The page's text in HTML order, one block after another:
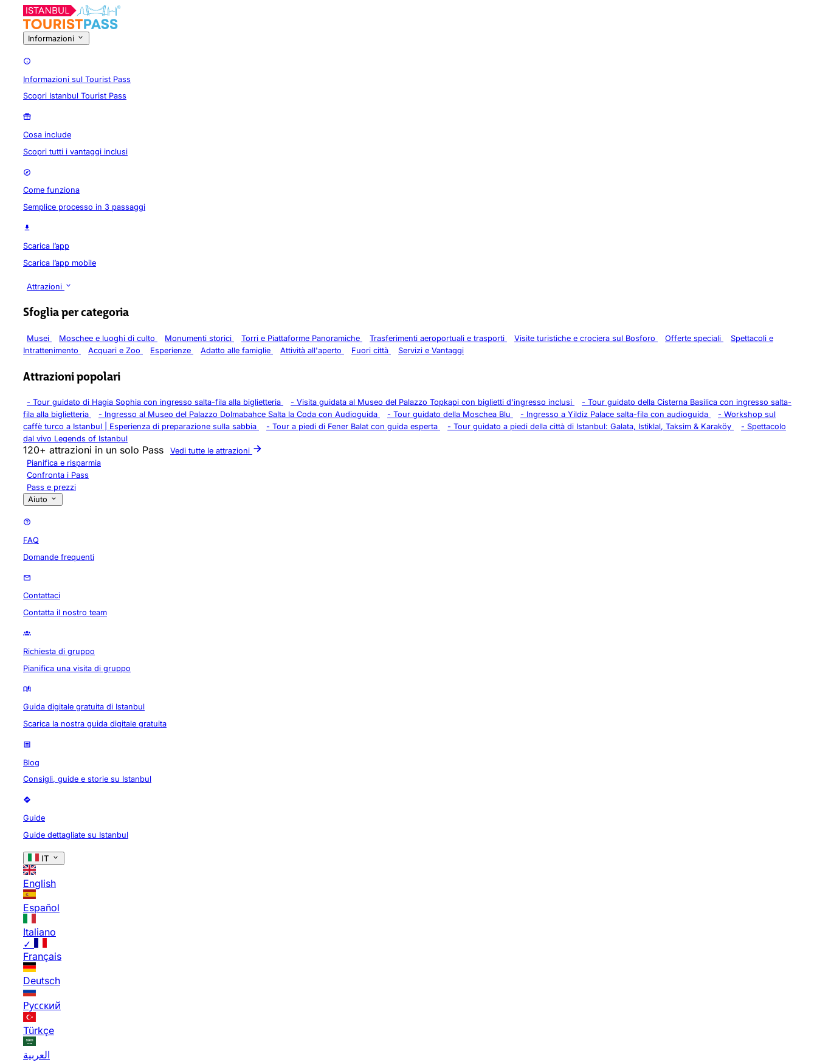
Informazioni
Informazioni sul Tourist Pass
Scopri Istanbul Tourist Pass
Cosa include
Scopri tutti i vantaggi inclusi
Come funziona
Semplice processo in 3 passaggi
Scarica l’app
Scarica l’app mobile
Attrazioni
Sfoglia per categoria
Musei Moschee e luoghi di culto Monumenti storici Torri e Piattaforme Panoramiche Trasferimenti aeroportuali e trasporti Visite turistiche e crociera sul Bosforo Offerte speciali
Spettacoli e
Intrattenimento
Acquari e Zoo Esperienze Adatto alle famiglie Attività all'aperto Fuori città Servizi e Vantaggi
Attrazioni popolari
- Tour guidato di Hagia Sophia con ingresso salta-fila alla biglietteria - Visita guidata al Museo del Palazzo Topkapi con biglietti d'ingresso inclusi - Tour guidato della Cisterna Basilica con ingresso salta-
fila alla biglietteria
- Ingresso al Museo del Palazzo Dolmabahce Salta la Coda con Audioguida - Tour guidato della Moschea Blu - Ingresso a Yildiz Palace salta-fila con audioguida - Workshop sul
caffè turco a Istanbul | Esperienza di preparazione sulla sabbia
- Tour a piedi di Fener Balat con guida esperta - Tour guidato a piedi della città di Istanbul: Galata, Istiklal, Taksim & Karaköy - Spettacolo
dal vivo Legends of Istanbul
120+ attrazioni in un solo Pass
Vedi tutte le attrazioni
Pianifica e risparmia
Confronta i Pass
Pass e prezzi
Aiuto
FAQ
Domande frequenti
Contattaci
Contatta il nostro team
Richiesta di gruppo
Pianifica una visita di gruppo
Guida digitale gratuita di Istanbul
Scarica la nostra guida digitale gratuita
Blog
Consigli, guide e storie su Istanbul
Guide
Guide dettagliate su Istanbul
IT
English
Español
Italiano
✓
Français
Deutsch
Русский
Türkçe
العربية